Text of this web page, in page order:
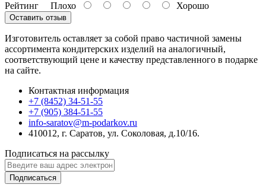
Рейтинг Плохо Хорошо
Оставить отзыв
Изготовитель оставляет за собой право частичной замены
ассортимента кондитерских изделий на аналогичный,
соответствующий цене и качеству представленного в подарке
на сайте.
Контактная информация
+7 (8452) 34-51-55
+7 (905) 384-51-55
info-saratov@m-podarkov.ru
410012, г. Саратов, ул. Соколовая, д.10/16.
Подписаться на рассылку
Подписаться